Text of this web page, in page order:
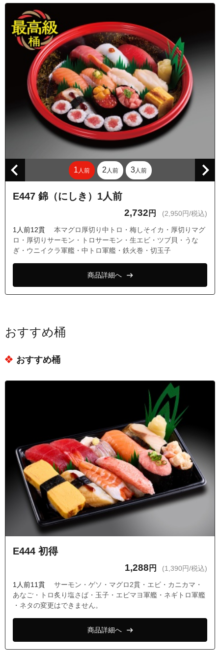
1人前 2 人前 3人前
E447 錦（にしき）1人前
2,732 円 (2,950円/税込)
1人前12貫
本マグロ厚切り中トロ・梅しそイカ・厚切りマグ
ロ・厚切りサーモン・トロサーモン・生エビ・ツブ貝・うな
ぎ・ウニイクラ軍艦・中トロ軍艦・鉄火巻・切玉子
商品詳細へ
おすすめ桶
おすすめ桶
E444 初得
1,288 円 (1,390円/税込)
1人前11貫
サーモン・ゲソ・マグロ2貫・エビ・カニカマ・
あなご・トロ炙り塩さば・玉子・エビマヨ軍艦・ネギトロ軍艦
・ネタの変更はできません。
商品詳細へ